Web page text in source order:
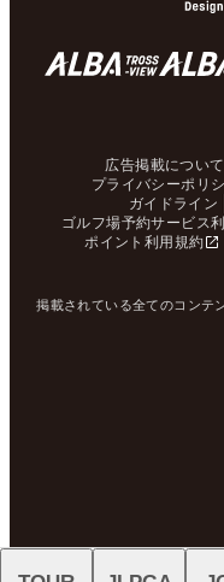
広告掲載について
プライバシーポリ
ガイドライン
ゴルフ場予約サービス
ポイント利用規約
掲載されている全てのコンテ